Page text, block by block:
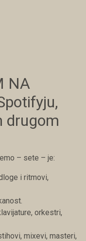
NA
drugom
– sete – je:
i ritmovi,
orkestri,
mixevi, masteri,